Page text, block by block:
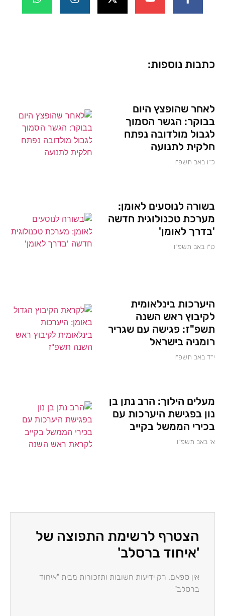
כתבות נוספות:
לאחר שהופצץ היום
בבוקר: הגשר הסמוך
לגבול מולדובה נפתח
חלקית לתנועה
כ״ו באב תשפ״ו
בשורה לנוסעים לאומן:
מערכת טכנולוגית חדשה
'בדרך לאומן'
ט״ו באב תשפ״ו
היערכות בינלאומית
לקיבוץ ראש השנה
תשפ"ז: פגישה עם שגריר
רומניה בישראל
י״ד באב תשפ״ו
מעלים הילוך: הרב נתן בן
נון בפגישת היערכות עם
בכירי הממשל בקייב
א׳ באב תשפ״ו
הצטרף לרשימת התפוצה של
'איחוד ברסלב'
אין ספאם. רק ידיעות חשובות ותזכורות מבית "איחוד
ברסלב"